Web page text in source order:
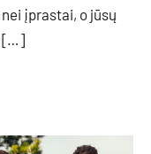
įprastai, o jūsų
[…]